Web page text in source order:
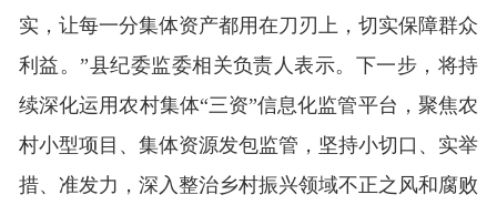
实，让每一分集体资产都用在刀刃上，切实保障群众
利益。”县纪委监委相关负责人表示。下一步，将持
续深化运用农村集体“三资”信息化监管平台，聚焦农
村小型项目、集体资源发包监管，坚持小切口、实举
措、准发力，深入整治乡村振兴领域不正之风和腐败